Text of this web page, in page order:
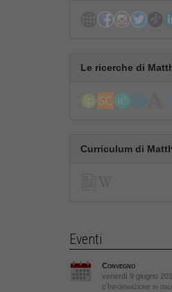
Le ricerche di
Curriculum di
Eventi
Convegno
venerdì 9 giugno
d’Informazione in